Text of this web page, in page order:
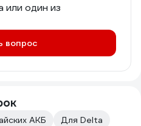
или один из
вопрос
АКБ
Для Delta